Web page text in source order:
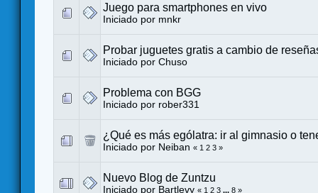
Juego para smartphones en vivo
Iniciado por mnkr
Probar juguetes gratis a cambio de
Iniciado por Chuso
Problema con BGG
Iniciado por rober331
¿Qué es más ególatra: ir al gimnasio o
Iniciado por Neiban « 1 2 3 »
Nuevo Blog de Zuntzu
Iniciado por Bartlevy « 1 2 3 ... 8 »